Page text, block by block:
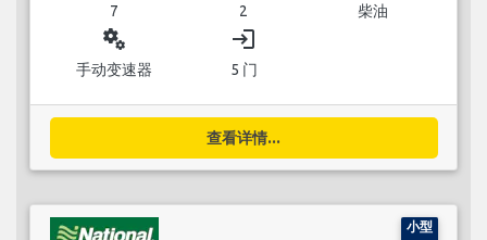
7 2 柴油
miscellaneous_services
手动变速器
login
5 门
查看详情...
小型